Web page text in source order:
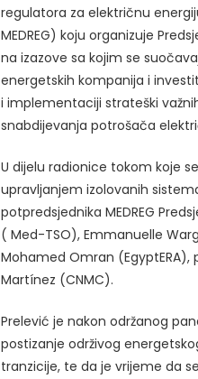
regulatora za električnu
MEDREG) koju organizuje
na izazove sa kojim se
energetskih kompanija i
i implementaciji strateški
snabdijevanja potrošača
U dijelu radionice tokom koje
upravljanjem izolovanih
potpredsjednika MEDREG
( Med-TSO), Emmanuelle
Mohamed Omran (EgyptERA),
Martínez (CNMC).
Prelević je nakon održanog
postizanje održivog
tranzicije, te da je vrijeme da